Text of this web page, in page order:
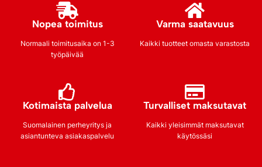
Nopea toimitus
Normaali toimitusaika on 1-3
työpäivää
Varma saatavuus
Kaikki tuotteet omasta varastosta
Kotimaista palvelua
Suomalainen perheyritys ja
asiantunteva asiakaspalvelu
Turvalliset maksutavat
Kaikki yleisimmät maksutavat
käytössäsi